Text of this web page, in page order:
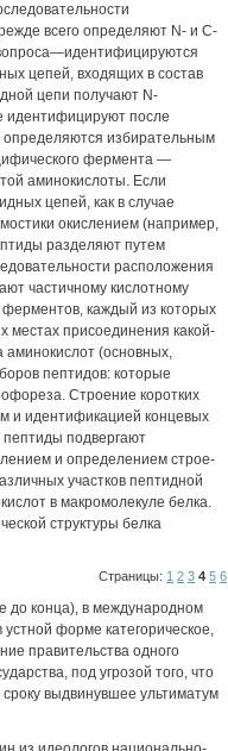
всего определяют N- и С-
цепей, входящих в состав
цепи получают N-
идентифицируют после
избирательным
фермен­та —
амино­кислоты. Если
цепей, как в случае
окислением (например,
разделяют путем
расположения
частичному кислотному
каждый из которых
местах присоеди­нения какой-
(основных,
пептидов: которые
Строение коротких
и идентификацией концевых
подвергают
и определением строе­
уча­стков пептидной
в макромолекуле белка.
структуры белка
Страницы: 1 2 3 4 5 6
до конца), в международном
форме категорическое,
правительства одного
под угрозой того, что
выдвинувшее ультиматум